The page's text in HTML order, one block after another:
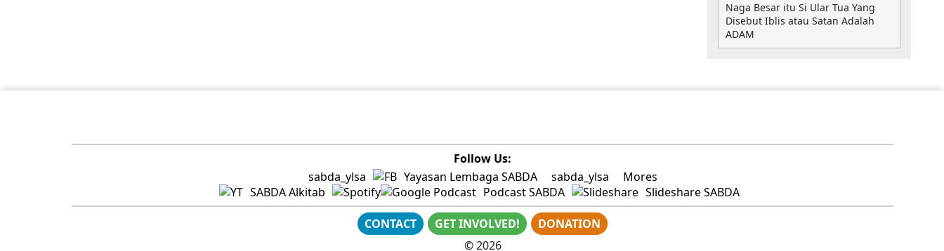
Naga Besar itu Si Ular Tua Yang
Disebut Iblis atau Satan Adalah
ADAM
Follow Us:
sabda_ylsa
Yayasan Lembaga SABDA sabda_ylsa
Mores
SABDA Alkitab
Podcast SABDA Slideshare SABDA
CONTACT GET INVOLVED!
DONATION
©2026